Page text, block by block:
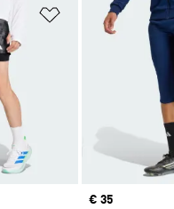
Ajouter à la
Prix
€ 35